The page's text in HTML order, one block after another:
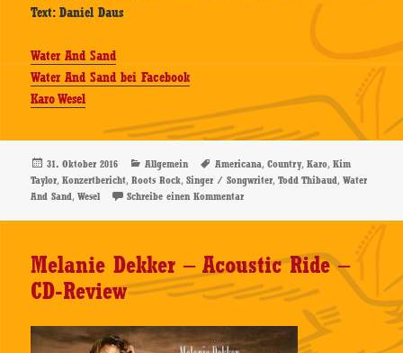
Text: Daniel Daus
Water And Sand
Water And Sand bei Facebook
Karo Wesel
Veröffentlicht
am
31. Oktober 2016 Kategorien
Allgemein Schlagwörter
Americana,Country,Karo,Kim
Taylor,Konzertbericht,Roots Rock,Singer / Songwriter,Todd Thibaud,Water
And Sand,Wesel Schreibe einen Kommentarzu Water And Sand – 30.10.2016,
Melanie Dekker – Acoustic Ride –
CD-Review